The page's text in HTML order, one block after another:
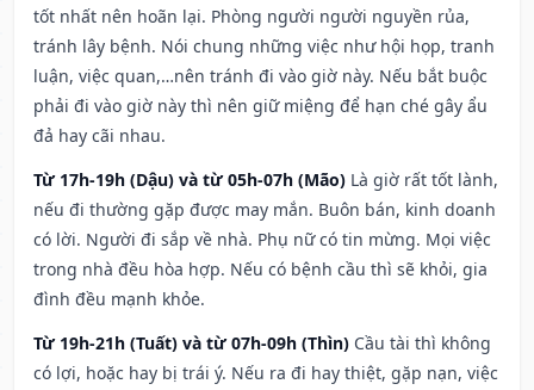
tốt nhất nên hoãn lại. Phòng người người nguyền rủa,
tránh lây bệnh. Nói chung những việc như hội họp, tranh
luận, việc quan,…nên tránh đi vào giờ này. Nếu bắt buộc
phải đi vào giờ này thì nên giữ miệng để hạn ché gây ẩu
đả hay cãi nhau.
Từ 17h-19h (Dậu) và từ 05h-07h (Mão) Là giờ rất tốt lành,
nếu đi thường gặp được may mắn. Buôn bán, kinh doanh
có lời. Người đi sắp về nhà. Phụ nữ có tin mừng. Mọi việc
trong nhà đều hòa hợp. Nếu có bệnh cầu thì sẽ khỏi, gia
đình đều mạnh khỏe.
Từ 19h-21h (Tuất) và từ 07h-09h (Thìn) Cầu tài thì không
có lợi, hoặc hay bị trái ý. Nếu ra đi hay thiệt, gặp nạn, việc